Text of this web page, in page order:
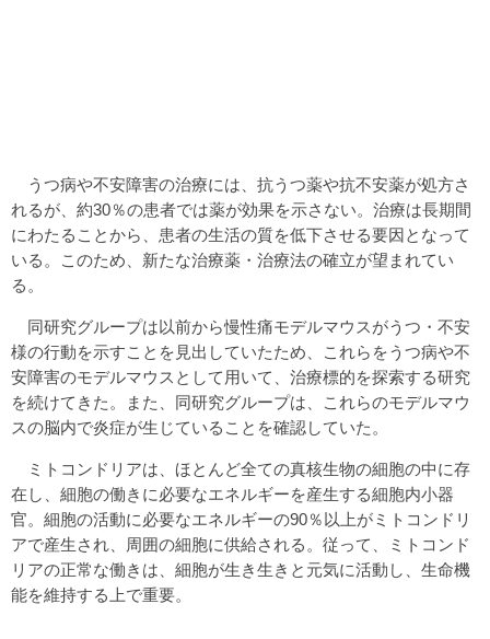
うつ病や不安障害の治療には、抗うつ薬や抗不安薬が処方さ
れるが、約30％の患者では薬が効果を示さない。治療は長期間
にわたることから、患者の生活の質を低下させる要因となって
いる。このため、新たな治療薬・治療法の確立が望まれてい
る。
同研究グループは以前から慢性痛モデルマウスがうつ・不安
様の行動を示すことを見出していたため、これらをうつ病や不
安障害のモデルマウスとして用いて、治療標的を探索する研究
を続けてきた。また、同研究グループは、これらのモデルマウ
スの脳内で炎症が生じていることを確認していた。
ミトコンドリアは、ほとんど全ての真核生物の細胞の中に存
在し、細胞の働きに必要なエネルギーを産生する細胞内小器
官。細胞の活動に必要なエネルギーの90％以上がミトコンドリ
アで産生され、周囲の細胞に供給される。従って、ミトコンド
リアの正常な働きは、細胞が生き生きと元気に活動し、生命機
能を維持する上で重要。